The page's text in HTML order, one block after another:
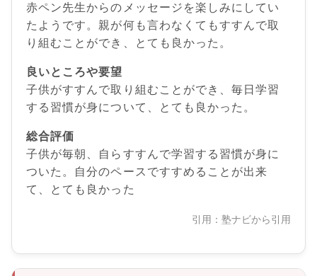
赤ペン先生からのメッセージを楽しみにしてい
たようです。親が何も言わなくてもすすんで取
り組むことができ、とても良かった。
良いところや要望
子供がすすんで取り組むことができ、毎日学習
する習慣が身について、とても良かった。
総合評価
子供が毎朝、自らすすんで学習する習慣が身に
ついた。自分のペースですすめることが出来
て、とても良かった
引用：塾ナビから引用